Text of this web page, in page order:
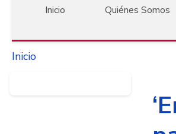
Inicio Quiénes Somos
Inicio